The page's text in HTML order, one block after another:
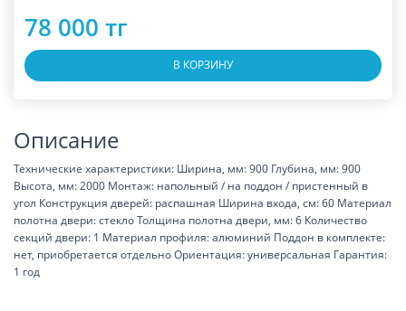
78 000 тг
В КОРЗИНУ
Описание
Технические характеристики: Ширина, мм: 900 Глубина, мм: 900
Высота, мм: 2000 Монтаж: напольный / на поддон / пристенный в
угол Конструкция дверей: распашная Ширина входа, см: 60 Материал
полотна двери: стекло Толщина полотна двери, мм: 6 Количество
секций двери: 1 Материал профиля: алюминий Поддон в комплекте:
нет, приобретается отдельно Ориентация: универсальная Гарантия:
1 год